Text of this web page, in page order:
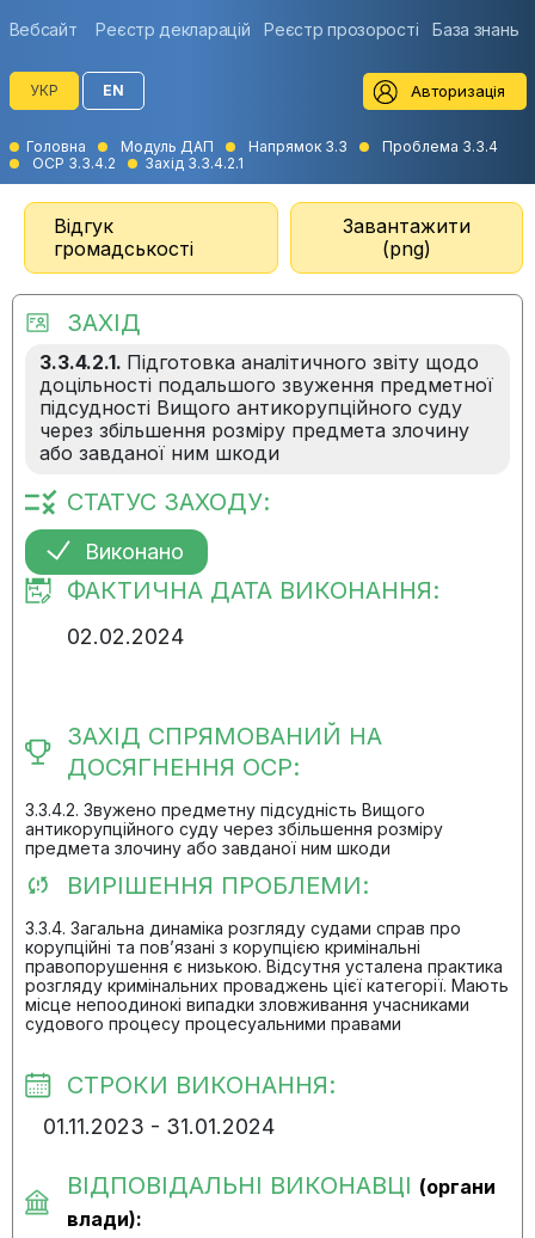
Вебсайт Реєстр декларацій Реєстр прозорості База знань
УКР EN Авторизація
Головна Модуль ДАП Напрямок 3.3
Проблема 3.3.4
ОСР 3.3.4.2
Захід 3.3.4.2.1
Відгук
громадськості
Завантажити
(png)
ЗАХІД
3.3.4.2.1. Підготовка аналітичного звіту щодо
доцільності подальшого звуження предметної
підсудності Вищого антикорупційного суду
через збільшення розміру предмета злочину
або завданої ним шкоди
СТАТУС ЗАХОДУ:
Виконано
ФАКТИЧНА ДАТА ВИКОНАННЯ:
02.02.2024
ЗАХІД СПРЯМОВАНИЙ НА
ДОСЯГНЕННЯ ОСР:
3.3.4.2. Звужено предметну підсудність Вищого
антикорупційного суду через збільшення розміру
предмета злочину або завданої ним шкоди
ВИРІШЕННЯ ПРОБЛЕМИ:
3.3.4. Загальна динаміка розгляду судами справ про
корупційні та пов’язані з корупцією кримінальні
правопорушення є низькою. Відсутня усталена практика
розгляду кримінальних проваджень цієї категорії. Мають
місце непоодинокі випадки зловживання учасниками
судового процесу процесуальними правами
СТРОКИ ВИКОНАННЯ:
01.11.2023 - 31.01.2024
ВІДПОВІДАЛЬНІ ВИКОНАВЦІ (органи
влади):